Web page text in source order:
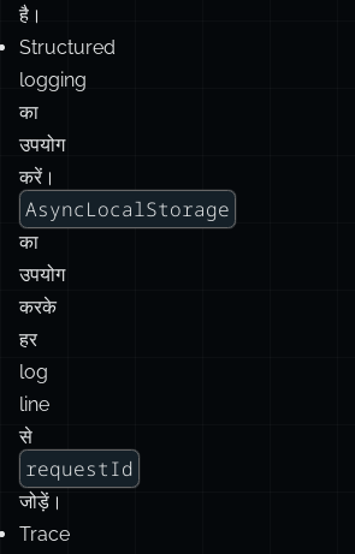
है।
Structured
logging
का
उपयोग
करें।
AsyncLocalStorage
का
उपयोग
करके
हर
log
line
से
requestId
जोड़ें।
Trace